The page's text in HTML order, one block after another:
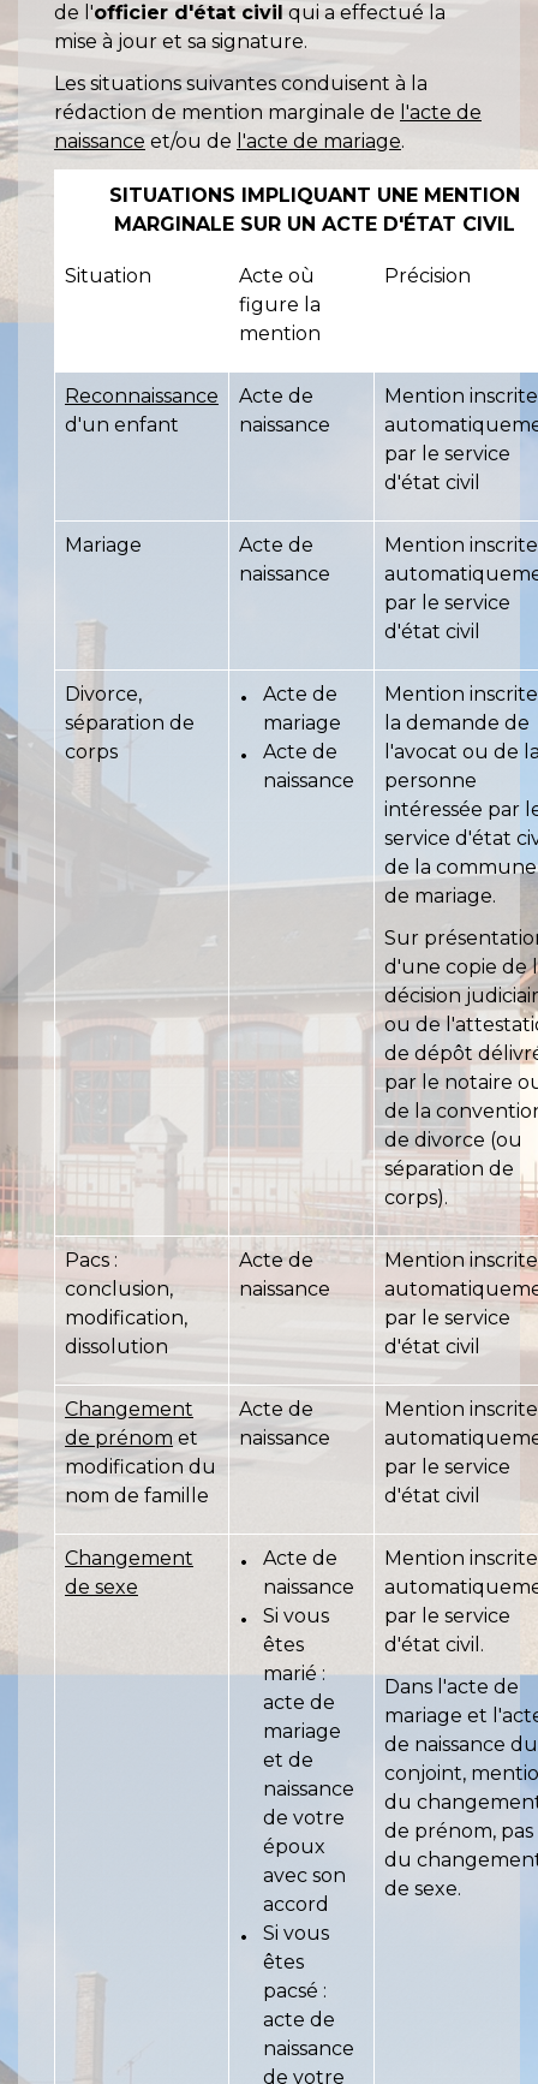
de l'officier d'état civil qui a effectué la
mise à jour et sa signature.
Les situations suivantes conduisent à la
rédaction de mention marginale de l'acte de
naissance et/ou de l'acte de mariage.
SITUATIONS IMPLIQUANT UNE MENTION
MARGINALE SUR UN ACTE D'ÉTAT CIVIL
Situation
Acte où
figure la
mention
Précision
Reconnaissance
d'un enfant
Acte de
naissance
Mention inscrite
par le service
d'état civil
Mariage
Acte de
naissance
Mention inscrite
par le service
d'état civil
Divorce,
séparation de
corps
Acte de
mariage
Acte de
naissance
Mention
la demande de
l'avocat ou de
personne
intéressée par
service d'état
de la commune
de mariage.
Sur
d'une copie de
décision
ou de
de dépôt
par le notaire
de la
de divorce (ou
séparation de
corps).
Pacs :
conclusion,
modification,
dissolution
Acte de
naissance
Mention inscrite
par le service
d'état civil
Changement
de prénom et
modification du
nom de famille
Acte de
naissance
Mention inscrite
par le service
d'état civil
Changement
de sexe
Acte de
naissance
Si vous
êtes
marié :
acte de
mariage
et de
naissance
de votre
époux
avec son
accord
Si vous
êtes
pacsé :
acte de
naissance
de votre
Mention inscrite
par le service
d'état civil.
Dans l'acte de
mariage et
de naissance du
conjoint,
du
de prénom, pas
du
de sexe.